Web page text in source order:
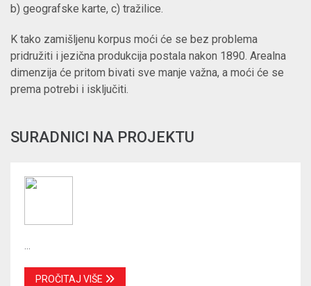
b) geografske karte, c) tražilice.
K tako zamišljenu korpus moći će se bez problema
pridružiti i jezična produkcija postala nakon 1890. Arealna
dimenzija će pritom bivati sve manje važna, a moći će se
prema potrebi i isključiti.
SURADNICI NA PROJEKTU
...
PROČITAJ VIŠE